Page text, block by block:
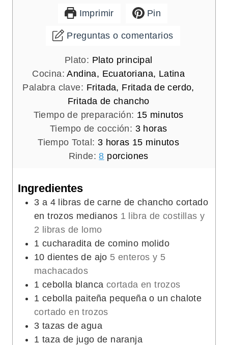
Imprimir Pin
Preguntas o comentarios
Plato: Plato principal
Cocina:Andina, Ecuatoriana, Latina
Palabra clave: Fritada, Fritada de cerdo,
Fritada de chancho
Tiempo de preparación: 15m
i
n
u
minutos
Tiempo de cocción: 3h
o
r
horas
Tiempo Total: 3h
o
horas 15m
i
t
minutos
Rinde:8 porciones
Ingredientes
3 a 4 libras de carne de chancho cortado
en trozos medianos 1 libra de costillas y
2 libras de lomo
1 cucharadita de comino molido
10 dientes de ajo 5 enteros y 5
machacados
1 cebolla blanca cortada en trozos
1 cebolla paiteña pequeña o un chalote
cortado en trozos
3 tazas de agua
1 taza de jugo de naranja